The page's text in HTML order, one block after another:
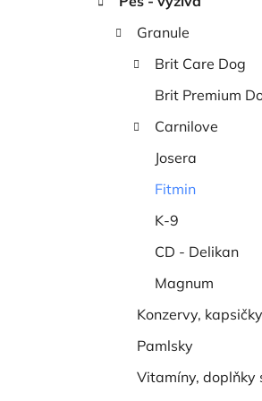
Granule
Brit Care Dog
Brit Premium
Carnilove
Josera
Fitmin
K-9
CD - Delikan
Magnum
Konzervy, kapsičky
Pamlsky
Vitamíny, doplňky